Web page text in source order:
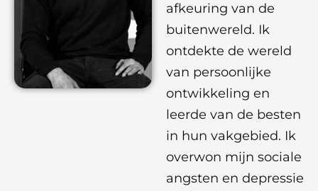
afkeuring van de
buitenwereld. Ik
ontdekte de wereld
van persoonlijke
ontwikkeling en
leerde van de besten
in hun vakgebied. Ik
overwon mijn sociale
angsten en depressie